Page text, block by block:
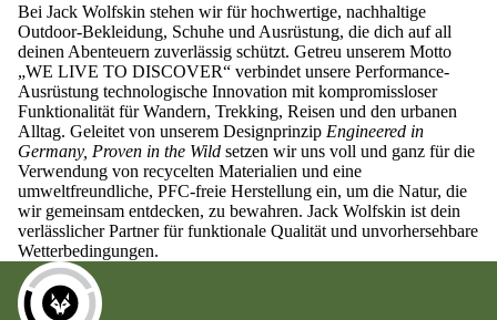
Bei Jack Wolfskin stehen wir für hochwertige, nachhaltige
Outdoor-Bekleidung, Schuhe und Ausrüstung, die dich auf all
deinen Abenteuern zuverlässig schützt. Getreu unserem Motto
„WE LIVE TO DISCOVER“ verbindet unsere Performance-
Ausrüstung technologische Innovation mit kompromissloser
Funktionalität für Wandern, Trekking, Reisen und den urbanen
Alltag. Geleitet von unserem Designprinzip Engineered in
Germany, Proven in the Wild setzen wir uns voll und ganz für die
Verwendung von recycelten Materialien und eine
umweltfreundliche, PFC-freie Herstellung ein, um die Natur, die
wir gemeinsam entdecken, zu bewahren. Jack Wolfskin ist dein
verlässlicher Partner für funktionale Qualität und unvorhersehbare
Wetterbedingungen.